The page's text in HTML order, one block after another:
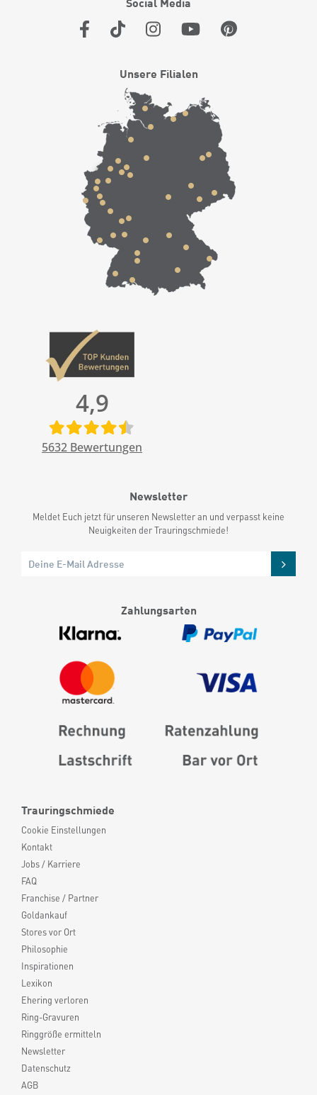
Trauringschmiede
Cookie Einstellungen
Kontakt
Jobs / Karriere
FAQ
Franchise / Partner
Goldankauf
Stores vor Ort
Philosophie
Inspirationen
Lexikon
Ehering verloren
Ring-Gravuren
Ringgröße ermitteln
Newsletter
Datenschutz
AGB
Unsere Filialen
4,9
5632 Bewertungen
Newsletter
Meldet Euch jetzt für unseren Newsletter an und verpasst keine
Neuigkeiten der Trauringschmiede!
Zahlungsarten